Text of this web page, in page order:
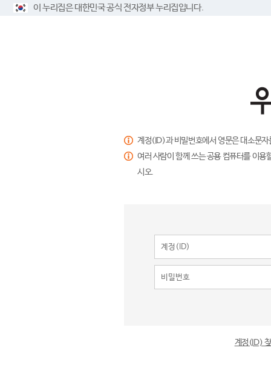
이 누리집은 대한민국 공식 전자정부 누리집입니다.
계정(ID)과 비밀번호에서 영문은 대소문
여러 사람이 함께 쓰는 공용 컴퓨터를 이
시오.
계정(ID)